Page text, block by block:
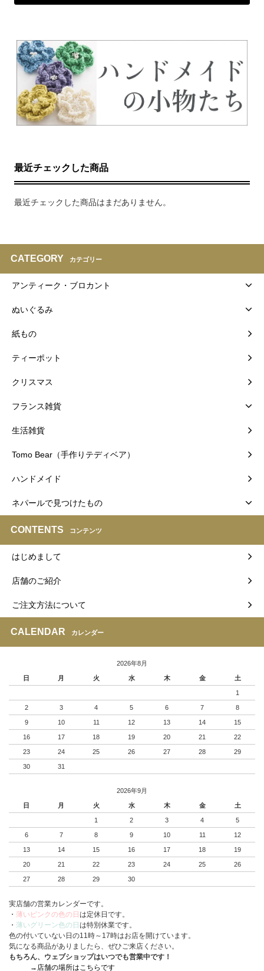
最近チェックした商品
最近チェックした商品はまだありません。
CATEGORY カテゴリー
アンティーク・ブロカント
ぬいぐるみ
紙もの
ティーポット
クリスマス
フランス雑貨
生活雑貨
Tomo Bear（手作りテディベア）
ハンドメイド
ネパールで見つけたもの
CONTENTS コンテンツ
はじめまして
店舗のご紹介
ご注文方法について
CALENDAR カレンダー
2026年8月
日 月 火 水 木 金 土
1
2 3 4 5 6 7 8
9 10 11 12 13 14 15
16 17 18 19 20 21 22
23 24 25 26 27 28 29
30 31
2026年9月
日 月 火 水 木 金 土
1 2 3 4 5
6 7 8 9 10 11 12
13 14 15 16 17 18 19
20 21 22 23 24 25 26
27 28 29 30
実店舗の営業カレンダーです。
・ 薄いピンクの色の日 は定休日です。
・ 薄いグリーン色の日 は特別休業です。
色の付いていない日の11時～17時はお店を開けています。
気になる商品がありましたら、ぜひご来店ください。
もちろん、ウェブショップはいつでも営業中です！
→店舗の場所はこちらです